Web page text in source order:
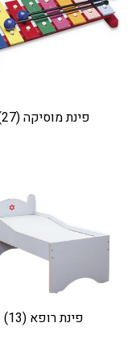
פינת מוסיקה(27)
פינת רופא(13)